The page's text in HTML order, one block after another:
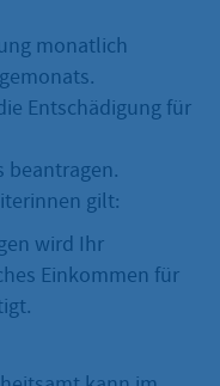
monatlich
Entschädigung für
beantragen.
gilt:
wird Ihr
Einkommen für